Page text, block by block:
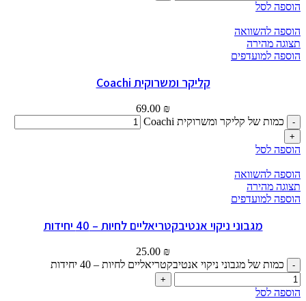
הוספה לסל
הוספה להשוואה
תצוגה מהירה
הוספה למועדפים
קליקר ומשרוקית Coachi
69.00 ₪
כמות של קליקר ומשרוקית Coachi
הוספה לסל
הוספה להשוואה
תצוגה מהירה
הוספה למועדפים
מגבוני ניקוי אנטיבקטריאליים לחיות – 40 יחידות
25.00 ₪
כמות של מגבוני ניקוי אנטיבקטריאליים לחיות – 40 יחידות
הוספה לסל